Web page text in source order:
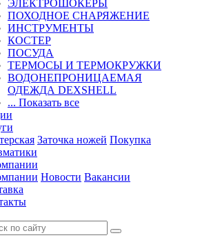
ЭЛЕКТРОШОКЕРЫ
ПОХОДНОЕ СНАРЯЖЕНИЕ
ИНСТРУМЕНТЫ
КОСТЕР
ПОСУДА
ТЕРМОСЫ И ТЕРМОКРУЖКИ
ВОДОНЕПРОНИЦАЕМАЯ
ОДЕЖДА DEXSHELL
... Показать все
Заточка ножей Покупка
Новости Вакансии